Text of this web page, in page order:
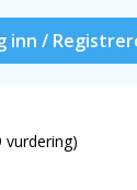
inn /
vurdering)